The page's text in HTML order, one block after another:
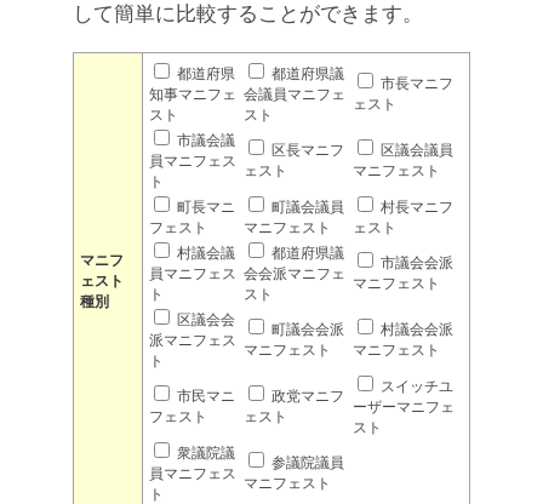
して簡単に比較することができます。
マニフ
ェスト
種別
都道府県
知事マニフェ
スト
都道府県議
会議員マニフェ
スト
市長マニフ
ェスト
市議会議
員マニフェス
ト
区長マニフ
ェスト
区議会議員
マニフェスト
町長マニ
フェスト
町議会議員
マニフェスト
村長マニフ
ェスト
村議会議
員マニフェス
ト
都道府県議
会会派マニフェ
スト
市議会会派
マニフェスト
区議会会
派マニフェス
ト
町議会会派
マニフェスト
村議会会派
マニフェスト
市民マニ
フェスト
政党マニフ
ェスト
スイッチユ
ーザーマニフェ
スト
衆議院議
員マニフェス
ト
参議院議員
マニフェスト